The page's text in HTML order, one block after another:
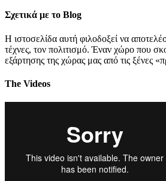
Σχετικά με το Blog
Η ιστοσελίδα αυτή φιλοδοξεί να
τέχνες, τον πολιτισμό. Έναν χώρο που
εξάρτησης της χώρας μας από τις ξένες
The Videos